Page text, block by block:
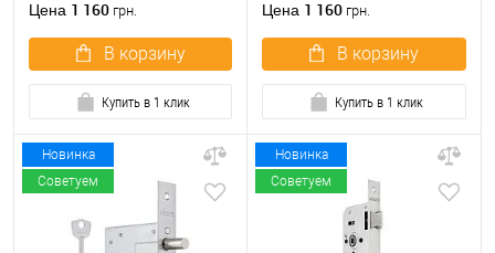
Цена 1 160 грн.
В корзину
Купить в 1 клик
Цена 1 160 грн.
В корзину
Купить в 1 клик
Новинка
Советуем
Новинка
Советуем